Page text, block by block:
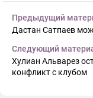
Предыдущий
Дастан Сатпаев
Следующий
Хулиан Альварез
конфликт с клубом